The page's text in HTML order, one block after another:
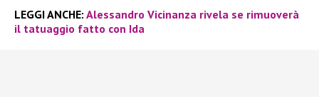
LEGGI ANCHE: Alessandro Vicinanza rivela se rimuoverà
il tatuaggio fatto con Ida